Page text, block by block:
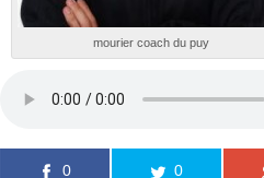
mourier coach du puy
0 0